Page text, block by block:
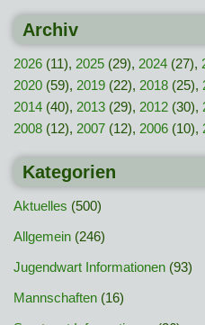
Archiv
2026 (11), 2025 (29), 2024 (27),
2020 (59), 2019 (22), 2018 (25),
2014 (40), 2013 (29), 2012 (30),
2008 (12), 2007 (12), 2006 (10),
Kategorien
Aktuelles (500)
Allgemein (246)
Jugendwart Informationen (93)
Mannschaften (16)